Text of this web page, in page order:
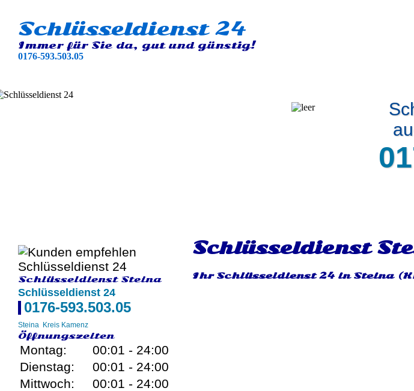
Schlüsseldienst 24
Immer für Sie da, gut und günstig!
0176-593.503.05
Schlüsseldienst Steina
Schlüsseldienst 24
0176-593.503.05
Steina Kreis Kamenz
Öffnungszeiten
Montag:
00:01 - 24:00
Dienstag:
00:01 - 24:00
Mittwoch:
00:01 - 24:00
Schlüsseldienst
Ihr Schlüsseldienst 24 in Steina